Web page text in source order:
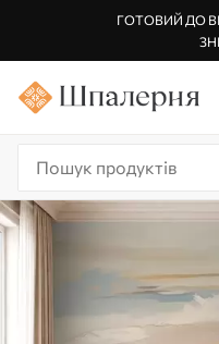
ГОТОВИЙ ДО